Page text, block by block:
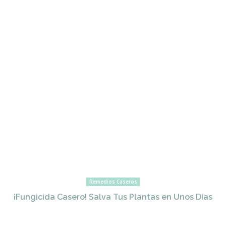
Remedios Caseros
¡Fungicida Casero! Salva Tus Plantas en Unos Días